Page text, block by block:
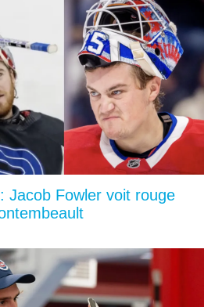
Jacob Fowler voit rouge